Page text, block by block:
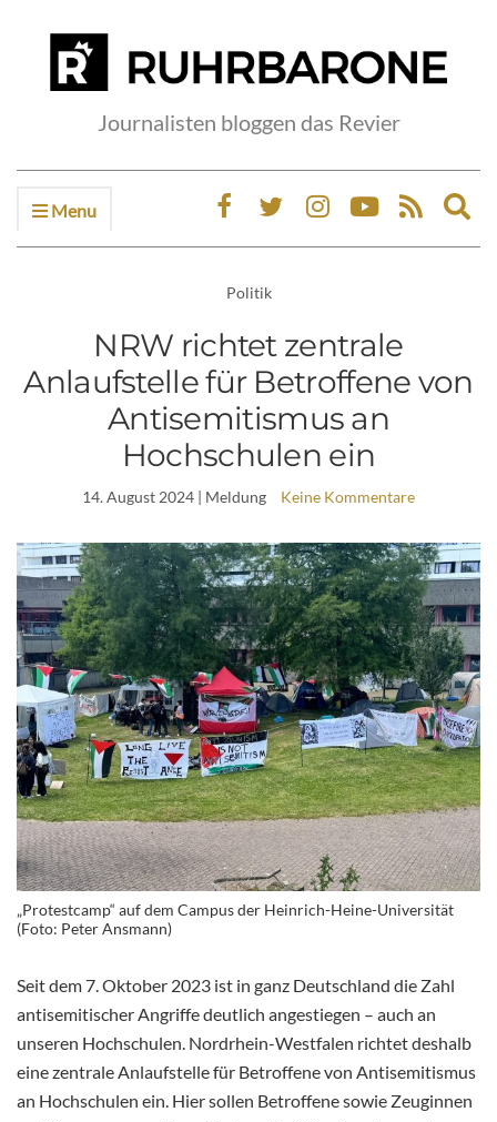
Journalisten bloggen das Revier
Menu
Politik
NRW richtet zentrale
Anlaufstelle für Betroffene von
Antisemitismus an
Hochschulen ein
14. August 2024 | Meldung Keine Kommentare
„Protestcamp“ auf dem Campus der Heinrich-Heine-Universität
(Foto: Peter Ansmann)
Seit dem 7. Oktober 2023 ist in ganz Deutschland die Zahl
antisemitischer Angriffe deutlich angestiegen – auch an
unseren Hochschulen. Nordrhein-Westfalen richtet deshalb
eine zentrale Anlaufstelle für Betroffene von Antisemitismus
an Hochschulen ein. Hier sollen Betroffene sowie Zeuginnen